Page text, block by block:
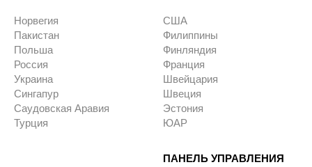
Норвегия
Пакистан
Польша
Россия
Украина
Сингапур
Саудовская Аравия
Турция
США
Филиппины
Финляндия
Франция
Швейцария
Швеция
Эстония
ЮАР
ПАНЕЛЬ УПРАВЛЕНИЯ